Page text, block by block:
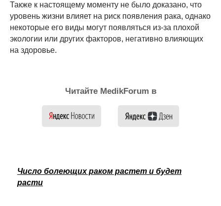
Также к настоящему моменту не было доказано, что
уровень жизни влияет на риск появления рака, однако
некоторые его виды могут появляться из-за плохой
экологии или других факторов, негативно влияющих
на здоровье.
Читайте MedikForum в
Число болеющих раком растет и будет
расти